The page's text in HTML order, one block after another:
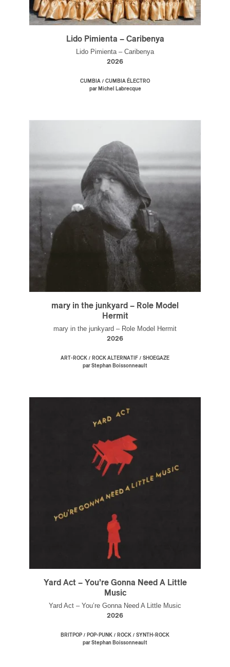
Lido Pimienta – Caribenya
Lido Pimienta – Caribenya
2026
CUMBIA / CUMBIA ÉLECTRO
par Michel Labrecque
mary in the junkyard – Role Model
Hermit
mary in the junkyard – Role Model Hermit
2026
ART-ROCK / ROCK ALTERNATIF / SHOEGAZE
par Stephan Boissonneault
Yard Act – You’re Gonna Need A Little
Music
Yard Act – You’re Gonna Need A Little Music
2026
BRITPOP / POP-PUNK / ROCK / SYNTH-ROCK
par Stephan Boissonneault